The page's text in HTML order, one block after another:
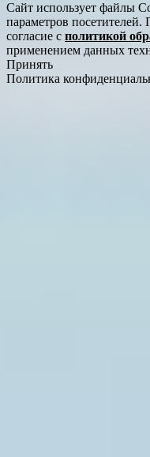
Сайт использует файлы
параметров посетителей.
согласие с политикой
применением данных
Принять
Политика